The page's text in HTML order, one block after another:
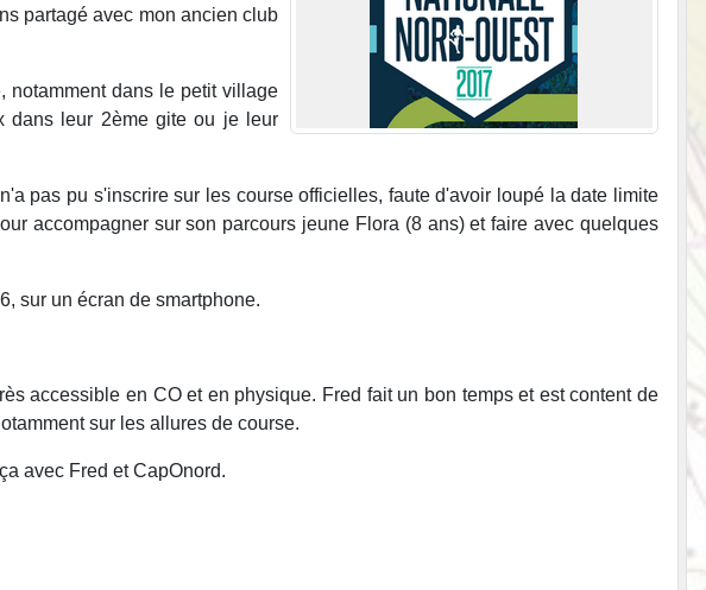
partagé avec mon ancien club
notamment dans le petit village
dans leur 2ème gite ou je leur
pas pu s'inscrire sur les course officielles, faute d'avoir loupé la date limite
accompagner sur son parcours jeune Flora (8 ans) et faire avec quelques
sur un écran de smartphone.
accessible en CO et en physique. Fred fait un bon temps et est content de
sur les allures de course.
avec Fred et CapOnord.